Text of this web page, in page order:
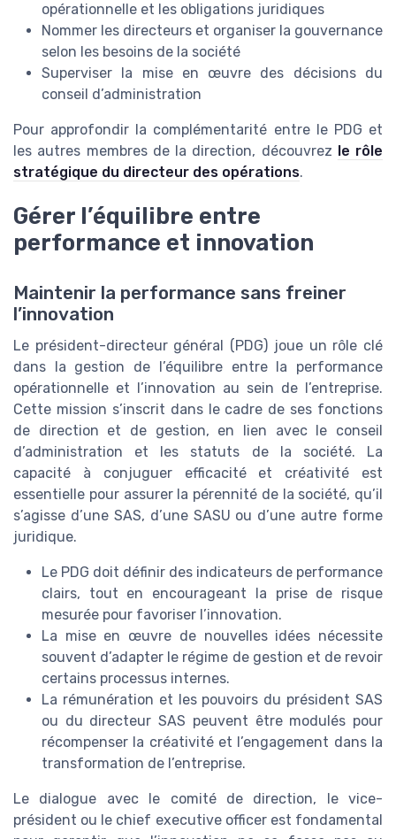
opérationnelle et les obligations juridiques
Nommer les directeurs et organiser la gouvernance
selon les besoins de la société
Superviser la mise en œuvre des décisions du
conseil d’administration
Pour approfondir la complémentarité entre le PDG et
les autres membres de la direction, découvrez
le rôle
stratégique du directeur des opérations.
Gérer l’équilibre entre
performance et innovation
Maintenir la performance sans freiner
l’innovation
Le président-directeur général (PDG) joue un rôle clé
dans la gestion de l’équilibre entre la performance
opérationnelle et l’innovation au sein de l’entreprise.
Cette mission s’inscrit dans le cadre de ses fonctions
de direction et de gestion, en lien avec le conseil
d’administration et les statuts de la société. La
capacité à conjuguer efficacité et créativité est
essentielle pour assurer la pérennité de la société, qu’il
s’agisse d’une SAS, d’une SASU ou d’une autre forme
juridique.
Le PDG doit définir des indicateurs de performance
clairs, tout en encourageant la prise de risque
mesurée pour favoriser l’innovation.
La mise en œuvre de nouvelles idées nécessite
souvent d’adapter le régime de gestion et de revoir
certains processus internes.
La rémunération et les pouvoirs du président SAS
ou du directeur SAS peuvent être modulés pour
récompenser la créativité et l’engagement dans la
transformation de l’entreprise.
Le dialogue avec le comité de direction, le vice-
président ou le chief executive officer est fondamental